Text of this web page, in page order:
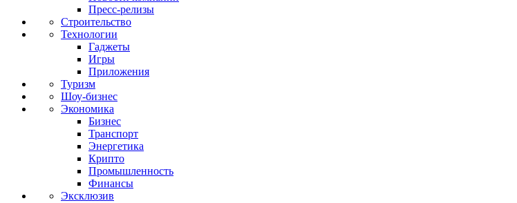
Пресс-релизы
Строительство
Технологии
Гаджеты
Игры
Приложения
Туризм
Шоу-бизнес
Экономика
Бизнес
Транспорт
Энергетика
Крипто
Промышленность
Финансы
Эксклюзив